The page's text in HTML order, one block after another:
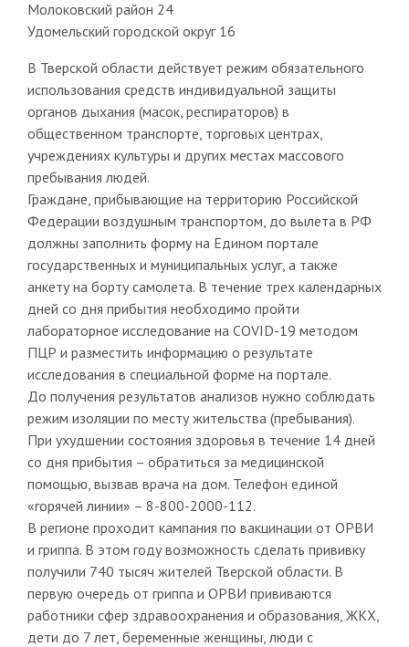
Молоковский район 24
Удомельский городской округ 16
В Тверской области действует режим обязательного
использования средств индивидуальной защиты
органов дыхания (масок, респираторов) в
общественном транспорте, торговых центрах,
учреждениях культуры и других местах массового
пребывания людей.
Граждане, прибывающие на территорию Российской
Федерации воздушным транспортом, до вылета в РФ
должны заполнить форму на Едином портале
государственных и муниципальных услуг, а также
анкету на борту самолета. В течение трех календарных
дней со дня прибытия необходимо пройти
лабораторное исследование на COVID-19 методом
ПЦР и разместить информацию о результате
исследования в специальной форме на портале.
До получения результатов анализов нужно соблюдать
режим изоляции по месту жительства (пребывания).
При ухудшении состояния здоровья в течение 14 дней
со дня прибытия – обратиться за медицинской
помощью, вызвав врача на дом. Телефон единой
«горячей линии» – 8-800-2000-112.
В регионе проходит кампания по вакцинации от ОРВИ
и гриппа. В этом году возможность сделать прививку
получили 740 тысяч жителей Тверской области. В
первую очередь от гриппа и ОРВИ прививаются
работники сфер здравоохранения и образования, ЖКХ,
дети до 7 лет, беременные женщины, люди с